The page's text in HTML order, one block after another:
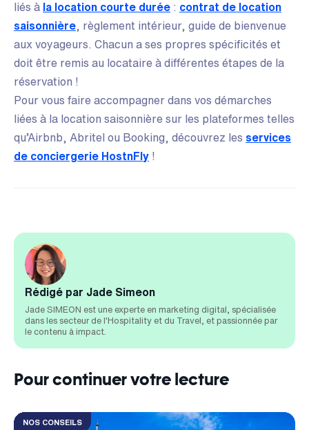
liés à
la location courte durée : contrat de location
saisonnière , règlement intérieur, guide de bienvenue
aux voyageurs. Chacun a ses propres spécificités et
doit être remis au locataire à différentes étapes de la
réservation !
Pour vous faire accompagner dans vos démarches
liées à la location saisonnière sur les plateformes telles
qu’Airbnb, Abritel ou Booking, découvrez les services
de conciergerie HostnFly !
Rédigé par Jade Simeon
Jade SIMEON est une experte en marketing digital, spécialisée
dans les secteur de l'Hospitality et du Travel, et passionnée par
le contenu à impact.
Pour continuer votre lecture
NOS CONSEILS